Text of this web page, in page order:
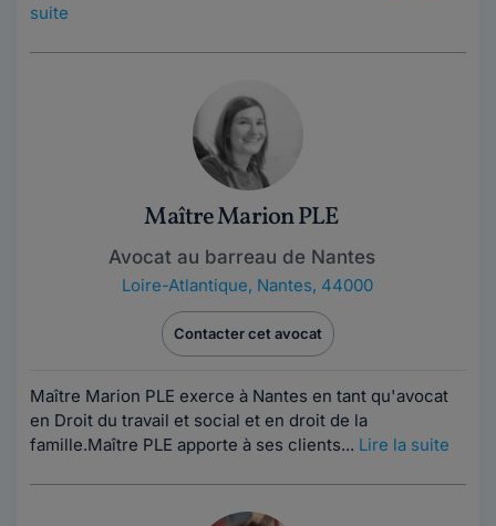
suite
Maître Marion PLE
Avocat au barreau de Nantes
Loire-Atlantique, Nantes, 44000
Contacter cet avocat
Maître Marion PLE exerce à Nantes en tant qu'avocat
en Droit du travail et social et en droit de la
famille.Maître PLE apporte à ses clients... Lire la suite